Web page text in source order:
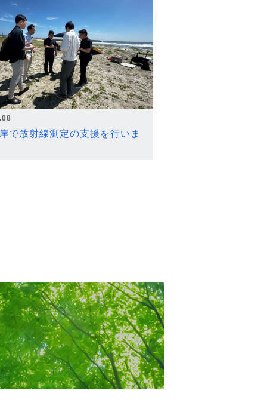
で放射線測定の支援を行いま